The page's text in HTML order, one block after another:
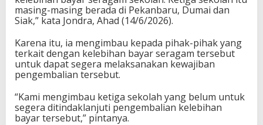
n
D
a
a
M
a
U
p
masing-masing berada di Pekanbaru, Dumai dan
Siak,” kata Jondra, Ahad (14/6/2026).
Karena itu, ia mengimbau kepada pihak-pihak yang
terkait dengan kelebihan bayar seragam tersebut
untuk dapat segera melaksanakan kewajiban
pengembalian tersebut.
“Kami mengimbau ketiga sekolah yang belum untuk
segera ditindaklanjuti pengembalian kelebihan
bayar tersebut,” pintanya.